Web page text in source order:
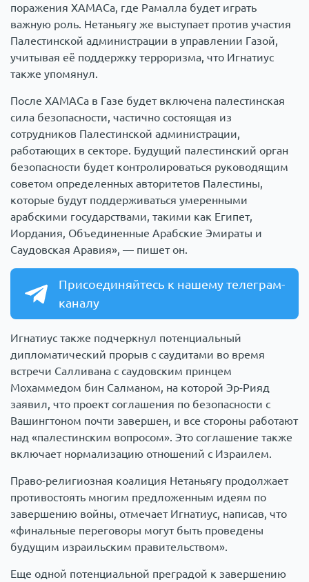
поражения ХАМАСа, где Рамалла будет играть
важную роль. Нетаньягу же выступает против участия
Палестинской администрации в управлении Газой,
учитывая её поддержку терроризма, что Игнатиус
также упомянул.
После ХАМАСа в Газе будет включена палестинская
сила безопасности, частично состоящая из
сотрудников Палестинской администрации,
работающих в секторе. Будущий палестинский орган
безопасности будет контролироваться руководящим
советом определенных авторитетов Палестины,
которые будут поддерживаться умеренными
арабскими государствами, такими как Египет,
Иордания, Объединенные Арабские Эмираты и
Саудовская Аравия», — пишет он.
Присоединяйтесь к нашему телеграм-
каналу
Игнатиус также подчеркнул потенциальный
дипломатический прорыв с саудитами во время
встречи Салливана с саудовским принцем
Мохаммедом бин Салманом, на которой Эр-Рияд
заявил, что проект соглашения по безопасности с
Вашингтоном почти завершен, и все стороны работают
над «палестинским вопросом». Это соглашение также
включает нормализацию отношений с Израилем.
Право-религиозная коалиция Нетаньягу продолжает
противостоять многим предложенным идеям по
завершению войны, отмечает Игнатиус, написав, что
«финальные переговоры могут быть проведены
будущим израильским правительством».
Еще одной потенциальной преградой к завершению